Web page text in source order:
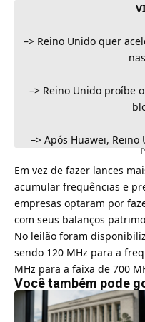
–> Reino Unido quer
–> Reino Unido proíbe
–> Após Huawei, Reino
-
Em vez de fazer lances
acumular frequências e
empresas optaram por
com seus balanços
No leilão foram
sendo 120 MHz para a
MHz para a faixa de 700
Você também pode